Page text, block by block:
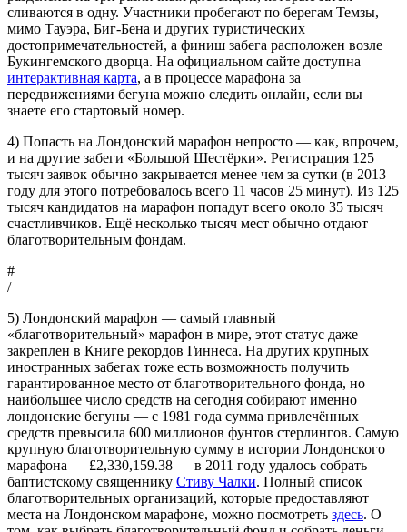
сливаются в одну. Участники пробегают по берегам Темзы,
мимо Тауэра, Биг-Бена и других туристических
достопримечательностей, а финиш забега расположен возле
Букингемского дворца. На официальном сайте доступна
интерактивная карта, а в процессе марафона за
передвижениями бегуна можно следить онлайн, если вы
знаете его стартовый номер.
4) Попасть на Лондонский марафон непросто — как, впрочем,
и на другие забеги «Большой Шестёрки». Регистрация 125
тысяч заявок обычно закрывается менее чем за сутки (в 2013
году для этого потребовалось всего 11 часов 25 минут). Из 125
тысяч кандидатов на марафон попадут всего около 35 тысяч
счастливчиков. Ещё несколько тысяч мест обычно отдают
благотворительным фондам.
#
/
5) Лондонский марафон — самый главный
«благотворительный» марафон в мире, этот статус даже
закреплен в Книге рекордов Гиннеса. На других крупных
иностранных забегах тоже есть возможность получить
гарантированное место от благотворительного фонда, но
наибольшее число средств на сегодня собирают именно
лондонские бегуны — c 1981 года сумма привлечённых
средств превысила 600 миллионов фунтов стерлингов. Самую
крупную благотворительную сумму в истории Лондонского
марафона — £2,330,159.38 — в 2011 году удалось собрать
баптистскому священнику Стиву Чалки. Полный список
благотворительных организаций, которые предоставляют
места на Лондонском марафоне, можно посмотреть здесь. О